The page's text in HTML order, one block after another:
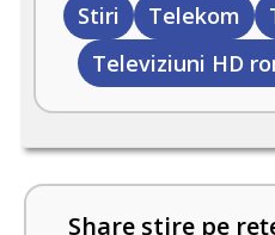
Stiri Telekom
Televiziuni HD
Share știre pe